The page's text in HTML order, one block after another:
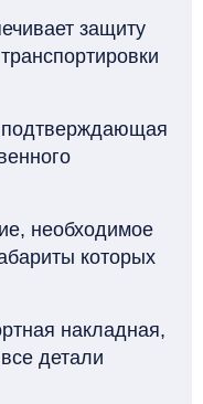
защиту
подтверждающая
необходимое
которых
накладная,
детали